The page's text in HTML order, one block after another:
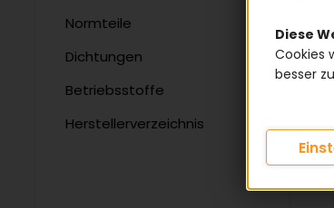
Normteile
Dichtungen
Betriebsstoffe
Herstellerverzeichnis
Diese
Cookies
besser